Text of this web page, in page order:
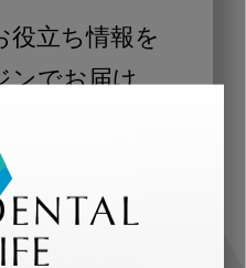
役立ち情報を
ンでお届け
（歯科医師、歯
）に合わせた内